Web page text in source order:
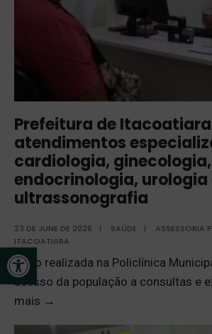
Open toolbar
Prefeitura de
atendimentos
cardiologia, ginecologia,
endocrinologia, urologia
ultrassonografia
23 DE JUNE DE 2026 | SAÚDE |
ASSESSORIA
ITACOATIARA
Ação realizada na Policlínica
acesso da população a consultas e
mais →